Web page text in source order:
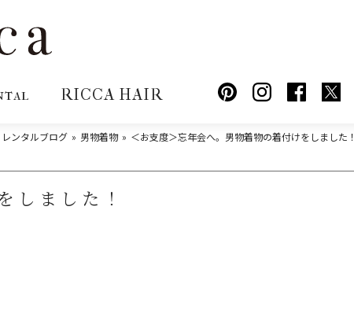
RICCA HAIR
レンタルブログ 男物着物 ＜お支度＞忘年会へ。男物着物の着付けをしました！
しました！